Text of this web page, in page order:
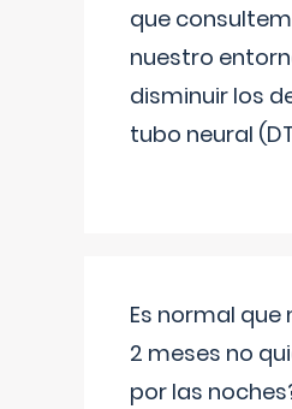
que
nuestro
disminuir los
tubo neural
Es normal que
2 meses no
por las